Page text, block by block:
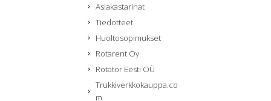
Asiakastarinat
Tiedotteet
Huoltosopimukset
Rotarent Oy
Rotator Eesti OÜ
Trukkiverkkokauppa.co
m